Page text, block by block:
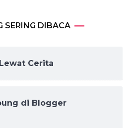
SERING DIBACA
Cerita
di Blogger